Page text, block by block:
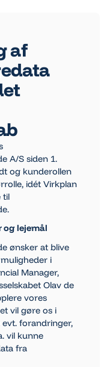
af
A/S siden 1.
og kunderollen
idét Virkplan
til
og lejemål
ønsker at blive
i
Manager,
Olav de
vores
vil gøre os i
forandringer,
vil kunne
fra